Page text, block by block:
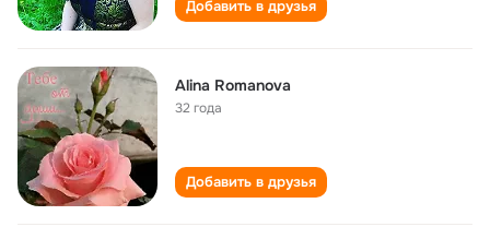
Добавить в друзья
Alina Romanova
32 года
Добавить в друзья